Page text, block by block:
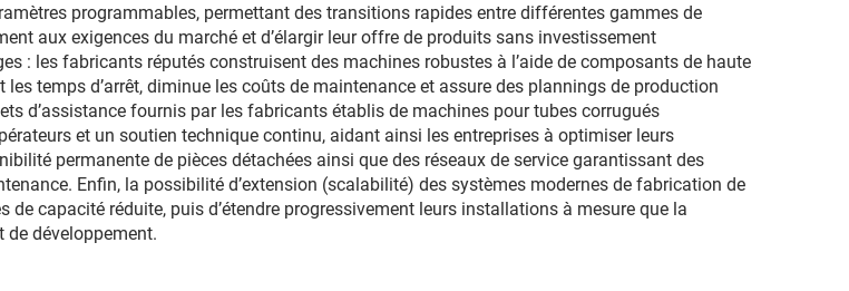
programmables, permettant des transitions rapides entre différentes gammes de
aux exigences du marché et d’élargir leur offre de produits sans investissement
: les fabricants réputés construisent des machines robustes à l’aide de composants de haute
temps d’arrêt, diminue les coûts de maintenance et assure des plannings de production
d’assistance fournis par les fabricants établis de machines pour tubes corrugués
et un soutien technique continu, aidant ainsi les entreprises à optimiser leurs
permanente de pièces détachées ainsi que des réseaux de service garantissant des
Enfin, la possibilité d’extension (scalabilité) des systèmes modernes de fabrication de
capacité réduite, puis d’étendre progressivement leurs installations à mesure que la
développement.